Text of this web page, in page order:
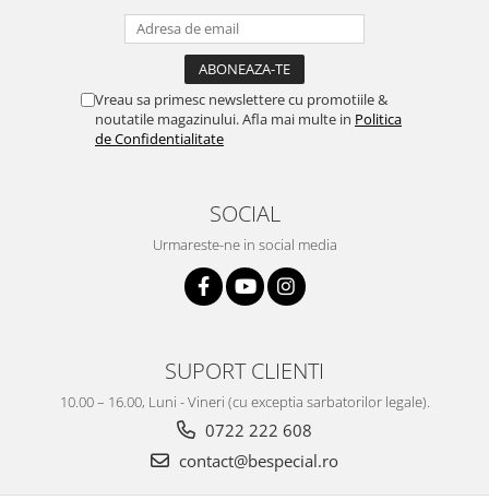
Vreau sa primesc newslettere cu promotiile &
noutatile magazinului. Afla mai multe in Politica
de Confidentialitate
SOCIAL
Urmareste-ne in social media
SUPORT CLIENTI
10.00 – 16.00, Luni - Vineri (cu exceptia sarbatorilor legale).
0722 222 608
contact@bespecial.ro